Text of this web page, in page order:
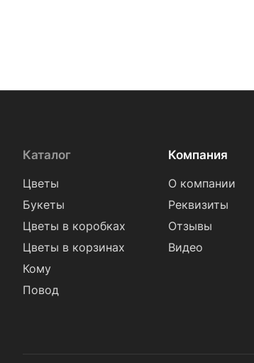
Каталог
Цветы
Букеты
Цветы в коробках
Цветы в корзинах
Кому
Повод
Компания
О компании
Реквизиты
Отзывы
Видео